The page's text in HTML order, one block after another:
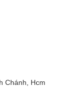
Chánh, Hcm